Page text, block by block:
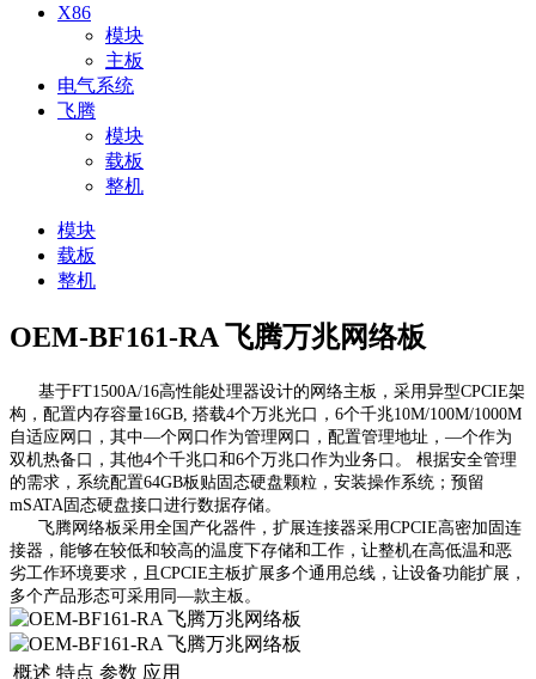
X86
模块
主板
电气系统
飞腾
模块
载板
整机
模块
载板
整机
OEM-BF161-RA 飞腾万兆网络板
基于FT1500A/16高性能处理器设计的网络主板，采用异型CPCIE架
构，配置内存容量16GB, 搭载4个万兆光口，6个千兆10M/100M/1000M
自适应网口，其中—个网口作为管理网口，配置管理地址，—个作为
双机热备口，其他4个千兆口和6个万兆口作为业务口。 根据安全管理
的需求，系统配置64GB板贴固态硬盘颗粒，安装操作系统；预留
mSATA固态硬盘接口进行数据存储。
飞腾网络板采用全国产化器件，扩展连接器采用CPCIE高密加固连
接器，能够在较低和较高的温度下存储和工作，让整机在高低温和恶
劣工作环境要求，且CPCIE主板扩展多个通用总线，让设备功能扩展，
多个产品形态可采用同—款主板。
概述 特点 参数 应用